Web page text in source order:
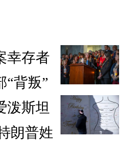
幸存者
“背叛”
泼斯坦
朗普姓